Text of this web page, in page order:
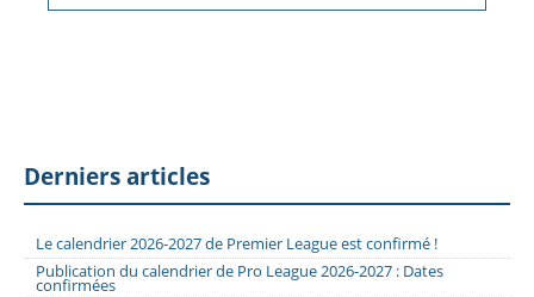
Derniers articles
Le calendrier 2026-2027 de Premier League est confirmé !
Publication du calendrier de Pro League 2026-2027 : Dates
confirmées